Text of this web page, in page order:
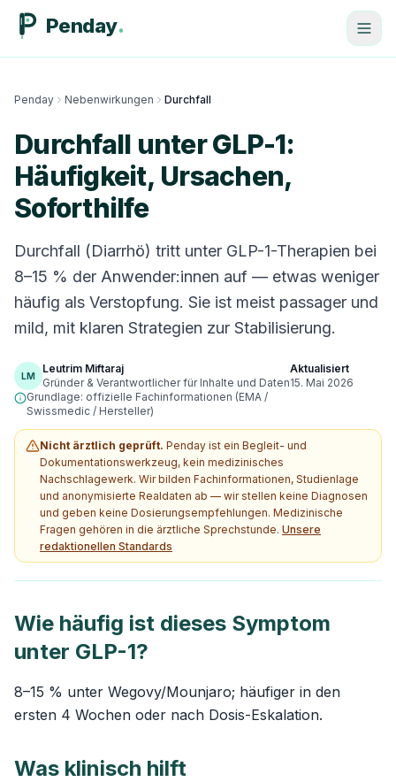
Penday
Penday Nebenwirkungen Durchfall
Durchfall unter GLP-1:
Häufigkeit, Ursachen,
Soforthilfe
Durchfall (Diarrhö) tritt unter GLP-1-Therapien bei
8–15 % der Anwender:innen auf — etwas weniger
häufig als Verstopfung. Sie ist meist passager und
mild, mit klaren Strategien zur Stabilisierung.
LM
Leutrim Miftaraj
Gründer & Verantwortlicher für Inhalte und Daten
Aktualisiert
15. Mai 2026
Grundlage: offizielle Fachinformationen (EMA /
Swissmedic / Hersteller)
Nicht ärztlich geprüft. Penday ist ein Begleit- und
Dokumentationswerkzeug, kein medizinisches
Nachschlagewerk. Wir bilden Fachinformationen, Studienlage
und anonymisierte Realdaten ab — wir stellen keine Diagnosen
und geben keine Dosierungsempfehlungen. Medizinische
Fragen gehören in die ärztliche Sprechstunde. Unsere
redaktionellen Standards
Wie häufig ist dieses Symptom
unter GLP-1?
8–15 % unter Wegovy/Mounjaro; häufiger in den
ersten 4 Wochen oder nach Dosis-Eskalation.
Was klinisch hilft